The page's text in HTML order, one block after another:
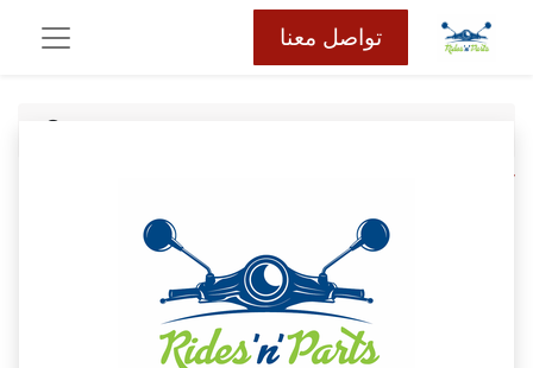
تواصل معنا
كافة المنتجات